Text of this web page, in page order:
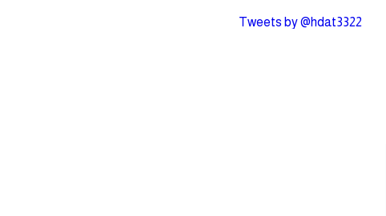
Tweets by @hdat3322